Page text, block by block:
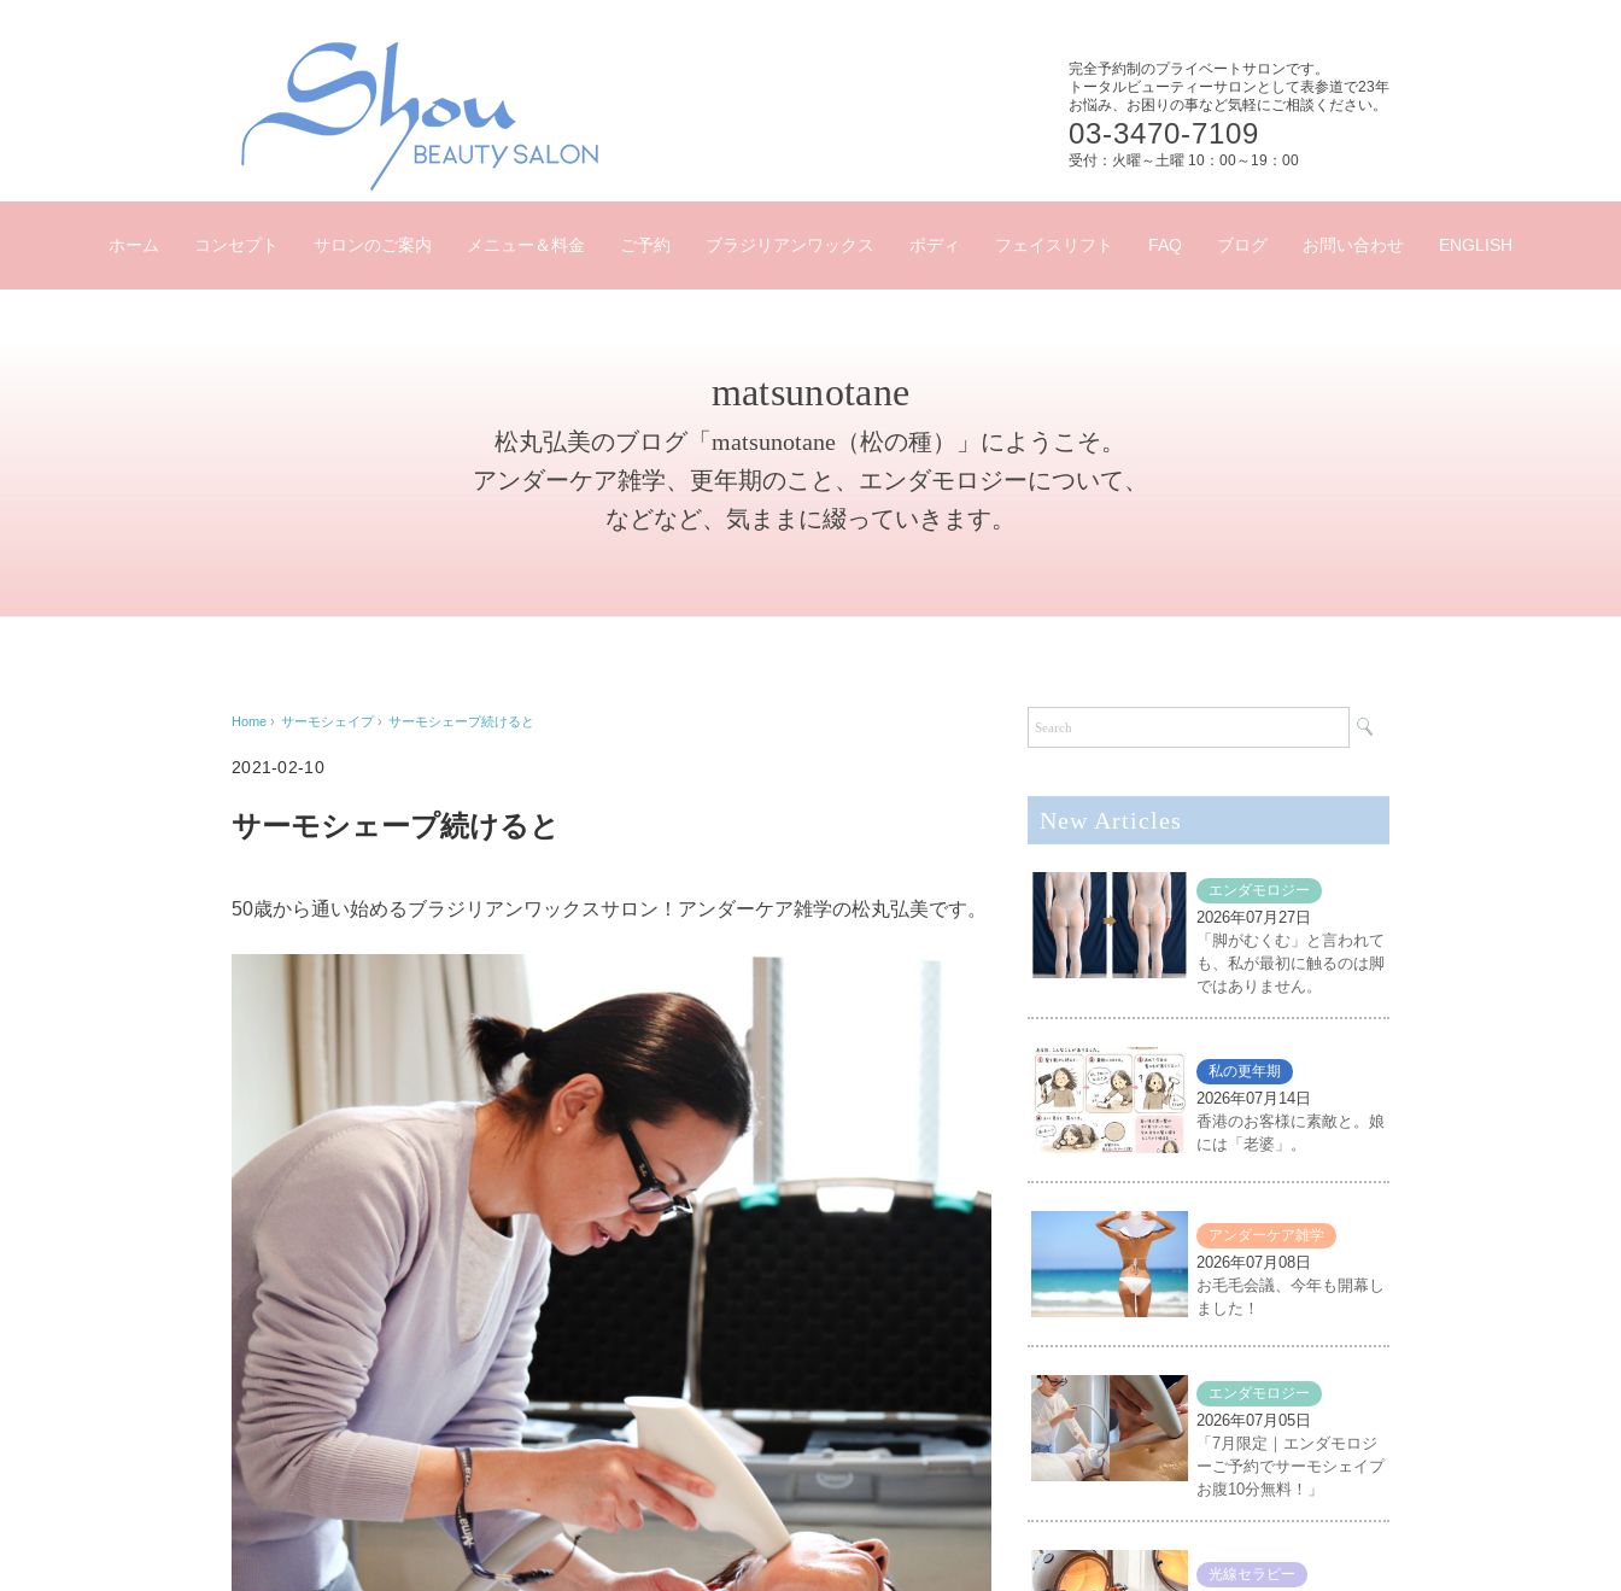
完全予約制のプライベートサロンです。
トータルビューティーサロンとして表参道で23年
お悩み、お困りの事など気軽にご相談ください。
03-3470-7109
受付：火曜～土曜 10：00～19：00
ホーム コンセプト サロンのご案内 メニュー＆料金 ご予約 ブラジリアンワックス ボディ フェイスリフト FAQ ブログ お問い合わせ ENGLISH
matsunotane
松丸弘美のブログ「matsunotane（松の種）」にようこそ。
アンダーケア雑学、更年期のこと、エンダモロジーについて、
などなど、気ままに綴っていきます。
Home › サーモシェイプ› サーモシェープ続けると
2021-02-10
サーモシェープ続けると
50歳から通い始めるブラジリアンワックスサロン！アンダーケア雑学の松丸弘美です。
New Articles
エンダモロジー
2026年07月27日
「脚がむくむ」と言われて
も、私が最初に触るのは脚
ではありません。
私の更年期
2026年07月14日
香港のお客様に素敵と。娘
には「老婆」。
アンダーケア雑学
2026年07月08日
お毛毛会議、今年も開幕し
ました！
エンダモロジー
2026年07月05日
「7月限定｜エンダモロジ
ーご予約でサーモシェイプ
お腹10分無料！」
光線セラピー